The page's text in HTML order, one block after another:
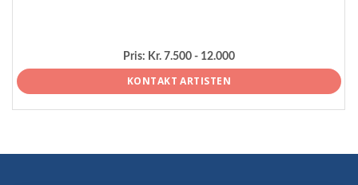
Pris: Kr. 7.500 - 12.000
KONTAKT ARTISTEN